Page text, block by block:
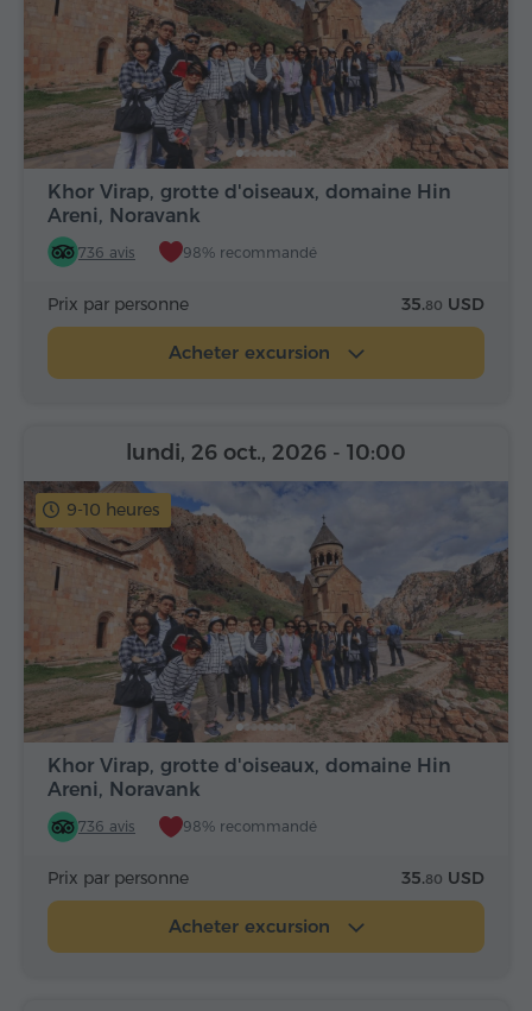
Khor Virap, grotte d'oiseaux, domaine Hin
Areni, Noravank
736 avis 98% recommandé
Prix par personne 35.80 USD
Acheter excursion
9-10 heures
Khor Virap, grotte d'oiseaux, domaine Hin
Areni, Noravank
736 avis 98% recommandé
lundi, 26 oct., 2026 - 10:00
Prix par personne 35.80 USD
Acheter excursion